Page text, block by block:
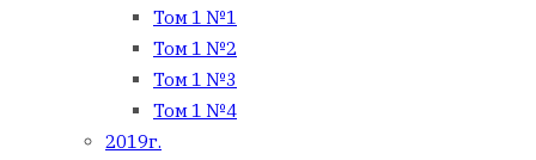
Том 1 №1
Том 1 №2
Том 1 №3
Том 1 №4
2019г.